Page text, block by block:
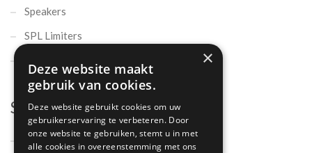
Speakers
SPL Limiters
Support
Support
×
Deze website maakt
gebruik van cookies.
Deze website gebruikt cookies om uw
gebruikerservaring te verbeteren. Door
onze website te gebruiken, stemt u in met
alle cookies in overeenstemming met ons